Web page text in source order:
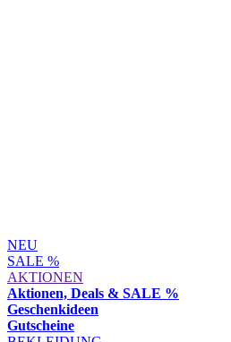
NEU
SALE %
AKTIONEN
Aktionen, Deals & SALE %
Geschenkideen
Gutscheine